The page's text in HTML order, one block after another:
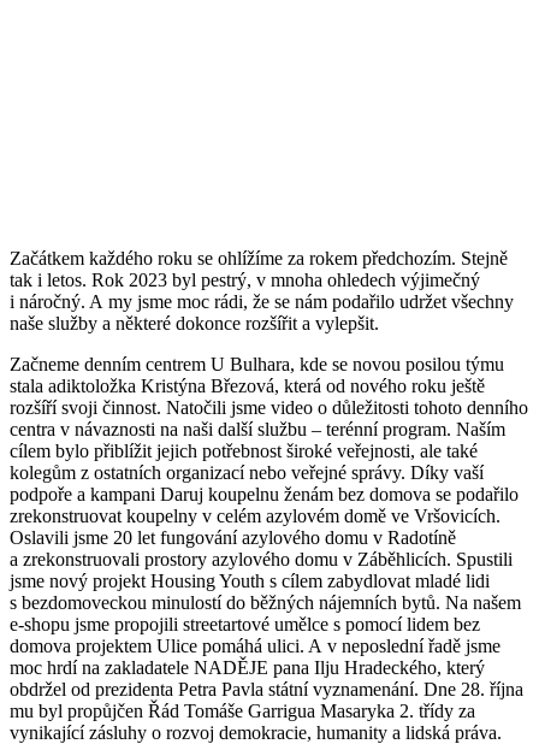
Začátkem každého roku se ohlížíme za rokem předchozím. Stejně
tak i letos. Rok 2023 byl pestrý, v mnoha ohledech výjimečný
i náročný. A my jsme moc rádi, že se nám podařilo udržet všechny
naše služby a některé dokonce rozšířit a vylepšit.
Začneme denním centrem U Bulhara, kde se novou posilou týmu
stala adiktoložka Kristýna Březová, která od nového roku ještě
rozšíří svoji činnost. Natočili jsme video o důležitosti tohoto denního
centra v návaznosti na naši další službu – terénní program. Naším
cílem bylo přiblížit jejich potřebnost široké veřejnosti, ale také
kolegům z ostatních organizací nebo veřejné správy. Díky vaší
podpoře a kampani Daruj koupelnu ženám bez domova se podařilo
zrekonstruovat koupelny v celém azylovém domě ve Vršovicích.
Oslavili jsme 20 let fungování azylového domu v Radotíně
a zrekonstruovali prostory azylového domu v Záběhlicích. Spustili
jsme nový projekt Housing Youth s cílem zabydlovat mladé lidi
s bezdomoveckou minulostí do běžných nájemních bytů. Na našem
e-shopu jsme propojili streetartové umělce s pomocí lidem bez
domova projektem Ulice pomáhá ulici. A v neposlední řadě jsme
moc hrdí na zakladatele NADĚJE pana Ilju Hradeckého, který
obdržel od prezidenta Petra Pavla státní vyznamenání. Dne 28. října
mu byl propůjčen Řád Tomáše Garrigua Masaryka 2. třídy za
vynikající zásluhy o rozvoj demokracie, humanity a lidská práva.